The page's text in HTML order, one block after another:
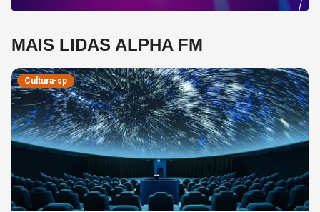
MAIS LIDAS ALPHA FM
Cultura-sp